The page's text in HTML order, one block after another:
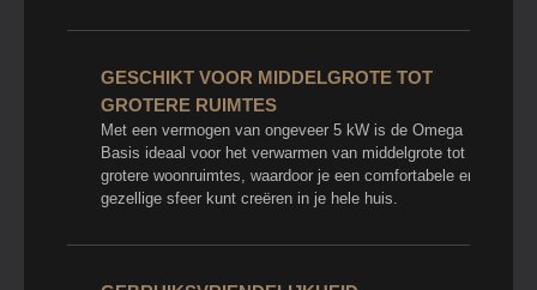
GESCHIKT VOOR MIDDELGROTE TOT
GROTERE RUIMTES
Met een vermogen van ongeveer 5 kW is de Omega
Basis ideaal voor het verwarmen van middelgrote tot
grotere woonruimtes, waardoor je een comfortabele en
gezellige sfeer kunt creëren in je hele huis.